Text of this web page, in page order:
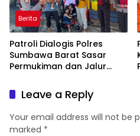
Berita
Patroli Dialogis Polres
Sumbawa Barat Sasar
Permukiman dan Jalur
Tetap Kondusif
Leave a Reply
Your email address will not be
marked *